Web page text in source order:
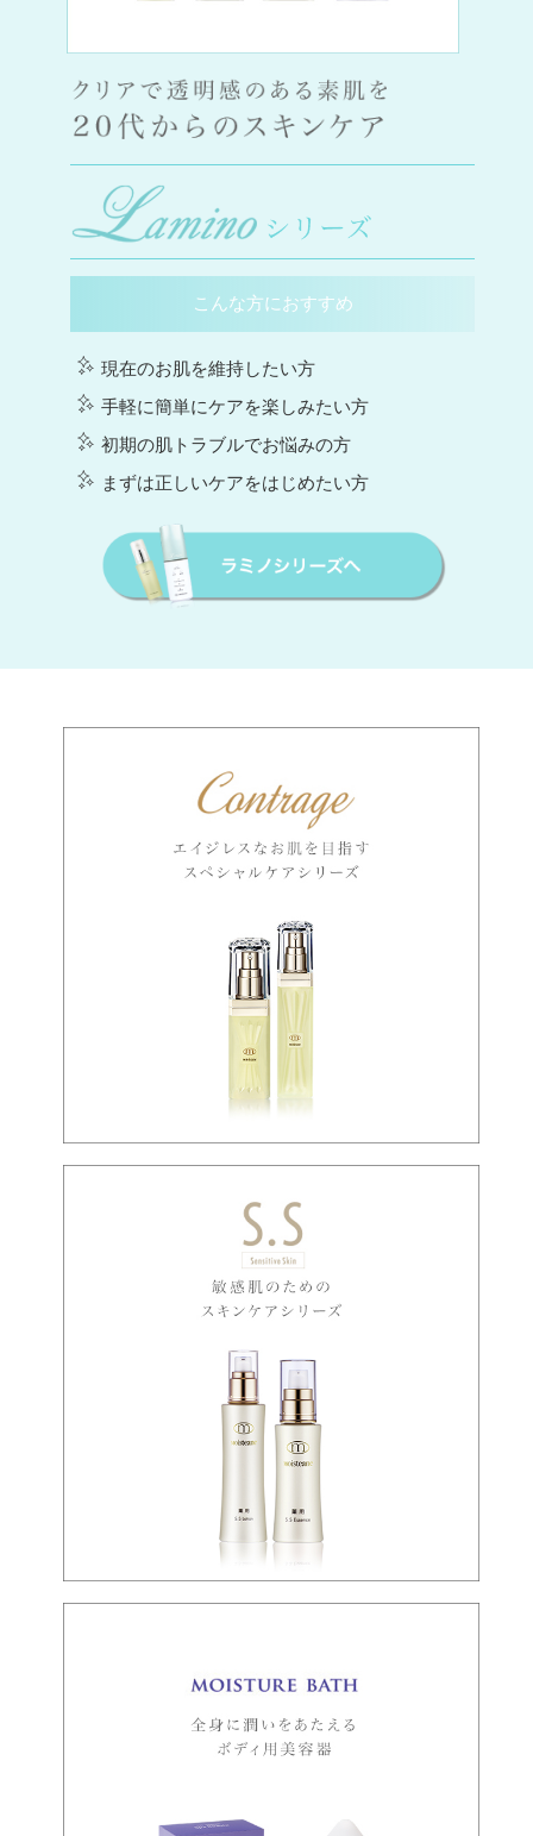
こんな方におすすめ
現在のお肌を維持したい方
手軽に簡単にケアを楽しみたい方
初期の肌トラブルでお悩みの方
まずは正しいケアをはじめたい方